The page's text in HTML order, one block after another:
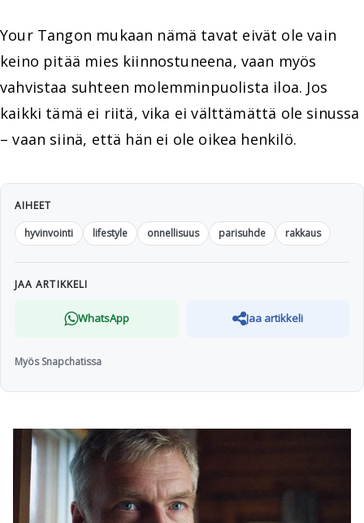
Your Tangon mukaan nämä tavat eivät ole vain
keino pitää mies kiinnostuneena, vaan myös
vahvistaa suhteen molemminpuolista iloa. Jos
kaikki tämä ei riitä, vika ei välttämättä ole sinussa
– vaan siinä, että hän ei ole oikea henkilö.
AIHEET
hyvinvointi
lifestyle onnellisuus parisuhde rakkaus
JAA ARTIKKELI
WhatsApp Jaa artikkeli
Myös Snapchatissa